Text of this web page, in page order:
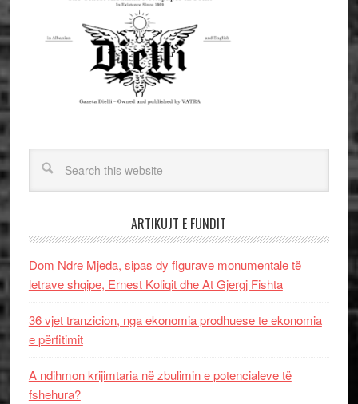
ARTIKUJT E FUNDIT
Dom Ndre Mjeda, sipas dy figurave monumentale të
letrave shqipe, Ernest Koliqit dhe At Gjergj Fishta
36 vjet tranzicion, nga ekonomia prodhuese te ekonomia
e përfitimit
A ndihmon krijimtaria në zbulimin e potencialeve të
fshehura?